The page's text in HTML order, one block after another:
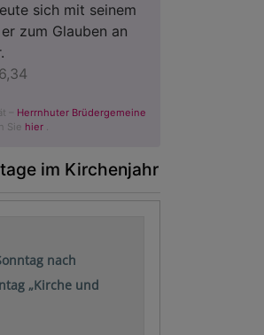
sich mit seinem
er zum Glauben an
– Herrnhuter Brüdergemeine
Sie hier .
im Kirchenjahr
nach
„Kirche und